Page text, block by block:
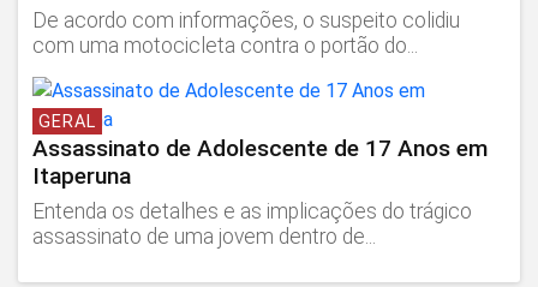
De acordo com informações, o suspeito colidiu
com uma motocicleta contra o portão do...
GERAL
Assassinato de Adolescente de 17 Anos em
Itaperuna
Entenda os detalhes e as implicações do trágico
assassinato de uma jovem dentro de...